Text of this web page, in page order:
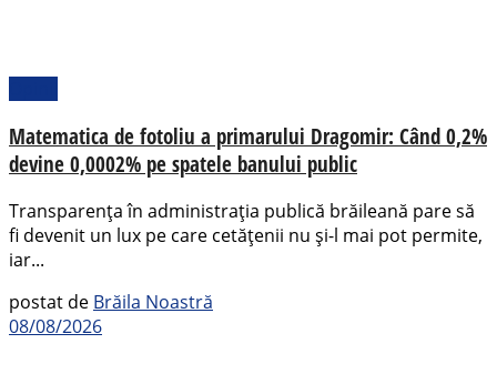
Matematica de fotoliu a primarului Dragomir: Când 0,2%
devine 0,0002% pe spatele banului public
Transparența în administrația publică brăileană pare să
fi devenit un lux pe care cetățenii nu și-l mai pot permite,
iar...
postat de Brăila Noastră
08/08/2026